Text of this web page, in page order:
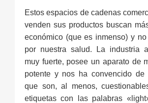
Estos espacios de cadenas
venden sus productos buscan
económico (que es inmenso) y
por nuestra salud. La industria
muy fuerte, posee un aparato de
potente y nos ha convencido de
que son, al menos,
etiquetas con las palabras